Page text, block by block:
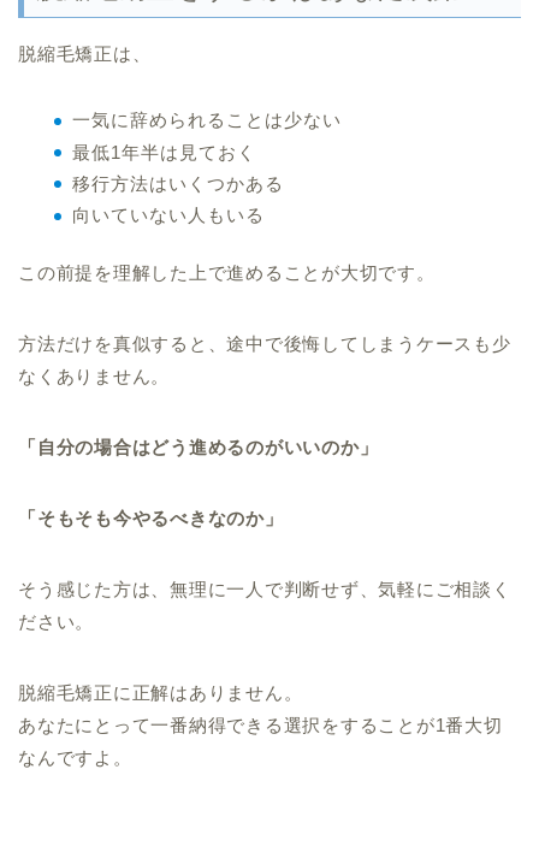
脱縮毛矯正は、
一気に辞められることは少ない
最低1年半は見ておく
移行方法はいくつかある
向いていない人もいる
この前提を理解した上で進めることが大切です。
方法だけを真似すると、途中で後悔してしまうケースも少
なくありません。
「自分の場合はどう進めるのがいいのか」
「そもそも今やるべきなのか」
そう感じた方は、無理に一人で判断せず、気軽にご相談く
ださい。
脱縮毛矯正に正解はありません。
あなたにとって一番納得できる選択をすることが1番大切
なんですよ。